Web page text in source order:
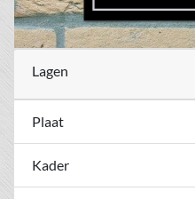
Lagen
Plaat
Kader